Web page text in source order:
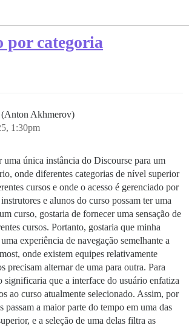
por categoria
(Anton Akhmerov)
1:30pm
uma única instância do Discourse para um
onde diferentes categorias de nível superior
cursos e onde o acesso é gerenciado por
e alunos do curso possam ter uma
curso, gostaria de fornecer uma sensação de
cursos. Portanto, gostaria que minha
experiência de navegação semelhante a
onde existem equipes relativamente
precisam alternar de uma para outra. Para
significaria que a interface do usuário enfatiza
ao curso atualmente selecionado. Assim, por
passam a maior parte do tempo em uma das
e a seleção de uma delas filtra as